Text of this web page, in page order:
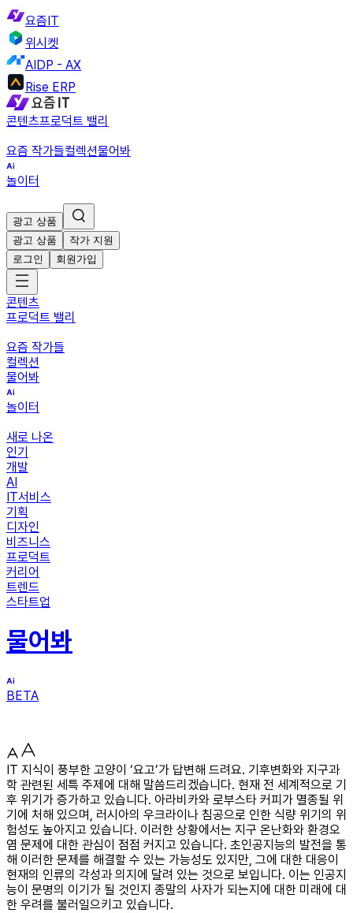
요즘IT
위시켓
AIDP - AX
Rise ERP
콘텐츠프로덕트 밸리
요즘 작가들컬렉션물어봐
놀이터
광고 상품
광고 상품
작가 지원
로그인
회원가입
콘텐츠
프로덕트 밸리
요즘 작가들
컬렉션
물어봐
놀이터
새로 나온
인기
개발
AI
IT서비스
기획
디자인
비즈니스
프로덕트
커리어
트렌드
스타트업
물어봐
BETA
IT 지식이 풍부한 고양이 ‘요고’가 답변해 드려요. 기후변화와 지구과
학 관련된 세특 주제에 대해 말씀드리겠습니다. 현재 전 세계적으로 기
후 위기가 증가하고 있습니다. 아라비카와 로부스타 커피가 멸종될 위
기에 처해 있으며, 러시아의 우크라이나 침공으로 인한 식량 위기의 위
험성도 높아지고 있습니다. 이러한 상황에서는 지구 온난화와 환경오
염 문제에 대한 관심이 점점 커지고 있습니다. 초인공지능의 발전을 통
해 이러한 문제를 해결할 수 있는 가능성도 있지만, 그에 대한 대응이
현재의 인류의 각성과 의지에 달려 있는 것으로 보입니다. 이는 인공지
능이 문명의 이기가 될 것인지 종말의 사자가 되는지에 대한 미래에 대
한 우려를 불러일으키고 있습니다.